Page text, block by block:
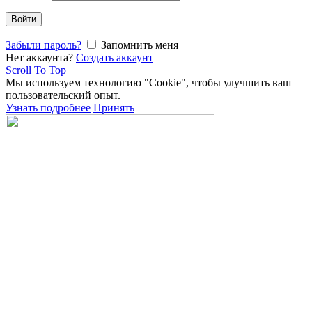
Войти
Забыли пароль?
Запомнить меня
Нет аккаунта? Создать аккаунт
Scroll To Top
Мы используем технологию "Cookie", чтобы улучшить ваш
пользовательский опыт.
Узнать подробнее Принять